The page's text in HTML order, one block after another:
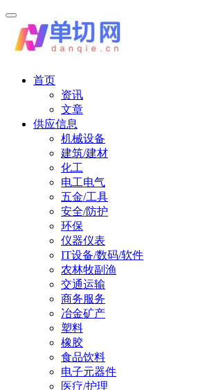
首页
资讯
文章
供应信息
机械设备
建筑/建材
化工
电工电气
五金/工具
安全/防护
环保
仪器仪表
IT设备/数码/软件
农林牧副渔
交通运输
商务服务
冶金矿产
塑料
橡胶
食品饮料
电子元器件
医疗/护理